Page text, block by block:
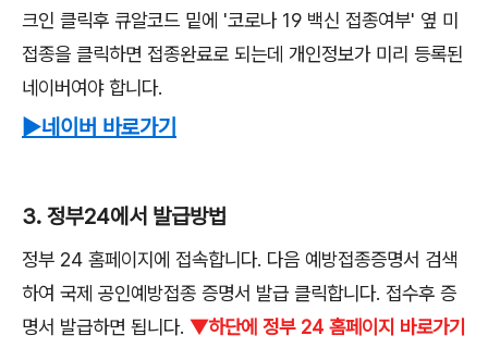
크인 클릭후 큐알코드 밑에 '코로나 19 백신 접종여부' 옆 미
접종을 클릭하면 접종완료로 되는데 개인정보가 미리 등록된
네이버여야 합니다.
▶네이버 바로가기
3. 정부24에서 발급방법
정부 24 홈페이지에 접속합니다. 다음 예방접종증명서 검색
하여 국제 공인예방접종 증명서 발급 클릭합니다. 접수후 증
명서 발급하면 됩니다. ▼하단에 정부 24 홈페이지 바로가기